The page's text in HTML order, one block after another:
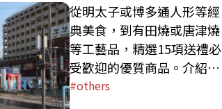
從明太子或博多通人形等經
典美食，到有田燒或唐津燒
等工藝品，精選15項送禮必
受歡迎的優質商品。介紹福
岡機場或博多車站等觀光途
others